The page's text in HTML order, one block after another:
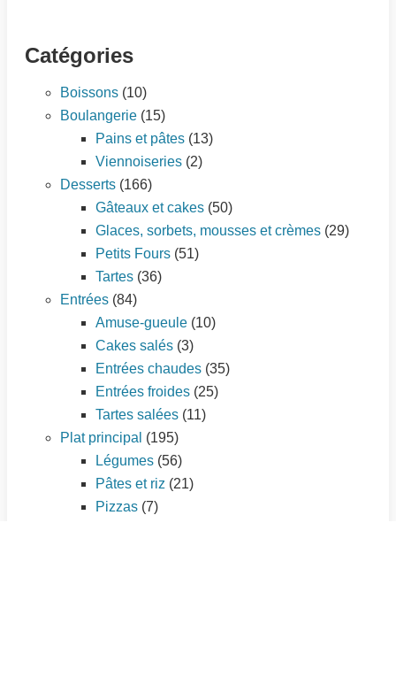
Catégories
Boissons (10)
Boulangerie (15)
Pains et pâtes (13)
Viennoiseries (2)
Desserts (166)
Gâteaux et cakes (50)
Glaces, sorbets, mousses et crèmes (29)
Petits Fours (51)
Tartes (36)
Entrées (84)
Amuse-gueule (10)
Cakes salés (3)
Entrées chaudes (35)
Entrées froides (25)
Tartes salées (11)
Plat principal (195)
Légumes (56)
Pâtes et riz (21)
Pizzas (7)